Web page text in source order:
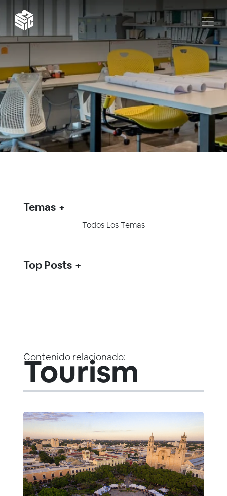
Contenido relacionado:
Tourism
Temas
Todos Los Temas
Top Posts